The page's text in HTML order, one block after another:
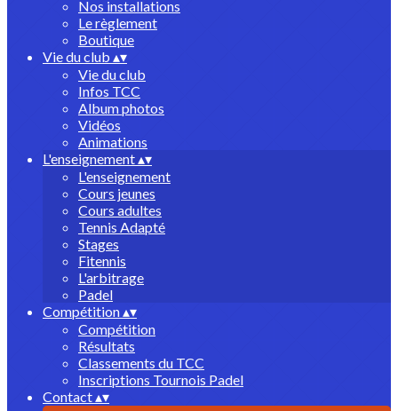
Nos installations
Le règlement
Boutique
Vie du club ▴▾
Vie du club
Infos TCC
Album photos
Vidéos
Animations
L'enseignement▴▾
L'enseignement
Cours jeunes
Cours adultes
Tennis Adapté
Stages
Fitennis
L'arbitrage
Padel
Compétition▴▾
Compétition
Résultats
Classements du TCC
Inscriptions Tournois Padel
Contact▴▾